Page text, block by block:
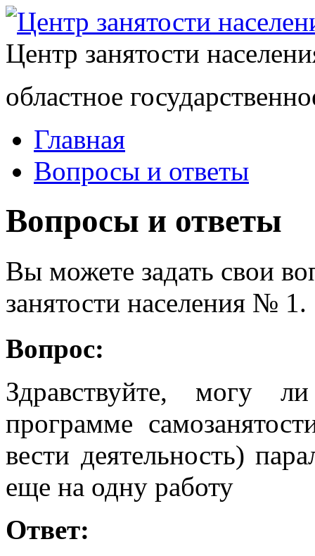
Центр занятости
областное
Главная
Вопросы и ответы
Вопросы и ответы
Вы можете задать свои
занятости населения № 1.
Вопрос:
Здравствуйте, могу
программе
вести деятельность)
еще на одну работу
Ответ: